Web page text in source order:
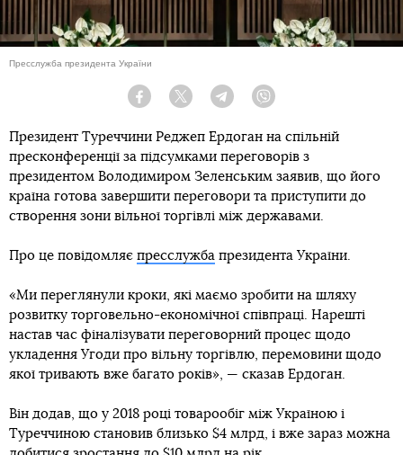
Пресслужба президента України
Facebook Twitter Telegram
Президент Туреччини Реджеп Ердоган на спільній
пресконференції за підсумками переговорів з
президентом Володимиром Зеленським заявив, що його
країна готова завершити переговори та приступити до
створення зони вільної торгівлі між державами.
Про це повідомляє пресслужба президента України.
«Ми переглянули кроки, які маємо зробити на шляху
розвитку торговельно-економічної співпраці. Нарешті
настав час фіналізувати переговорний процес щодо
укладення Угоди про вільну торгівлю, перемовини щодо
якої тривають вже багато років», — сказав Ердоган.
Він додав, що у 2018 році товарообіг між Україною і
Туреччиною становив близько $4 млрд, і вже зараз можна